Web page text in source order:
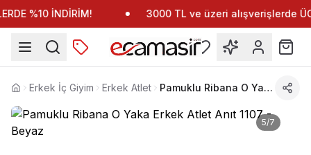
%10 İNDİRİM! 3000 TL ve üzeri alışverişlerde
Anasayfa
Erkek İç Giyim Erkek Atlet Pamuklu Ribana O Yaka Erkek Atlet Anıt 1107
5/7